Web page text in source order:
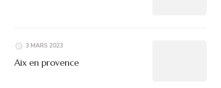
3 MARS 2023
Aix en provence